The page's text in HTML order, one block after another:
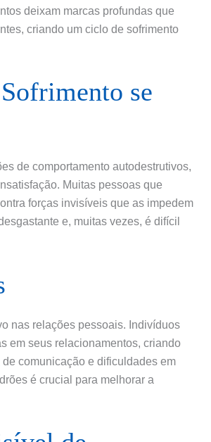
deixam marcas profundas que
criando um ciclo de sofrimento
se
de comportamento autodestrutivos,
Muitas pessoas que
forças invisíveis que as impedem
e, muitas vezes, é difícil
nas relações pessoais. Indivíduos
em seus relacionamentos, criando
comunicação e dificuldades em
é crucial para melhorar a